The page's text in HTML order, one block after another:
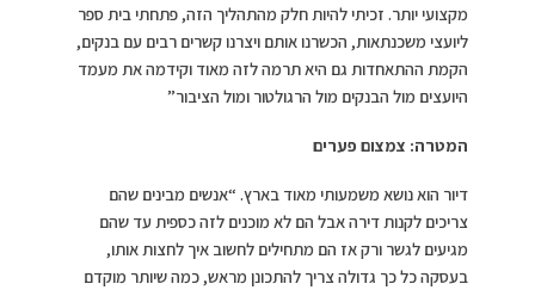
מקצועי יותר. זכיתי להיות חלק מהתהליך הזה, פתחתי בית ספר
ליועצי משכנתאות, הכשרנו אותם ויצרנו קשרים רבים עם בנקים,
הקמת ההתאחדות גם היא תרמה לזה מאוד וקידמה את מעמד
היועצים מול הבנקים מול הרגולטור ומול הציבור”
המטרה: צמצום פערים
דיור הוא נושא משמעותי מאוד בארץ. “אנשים מבינים שהם
צריכים לקנות דירה אבל הם לא מוכנים לזה כספית עד שהם
מגיעים לגשר ורק אז הם מתחילים לחשוב איך לחצות אותו,
בעסקה כל כך גדולה צריך להתכונן מראש, כמה שיותר מוקדם